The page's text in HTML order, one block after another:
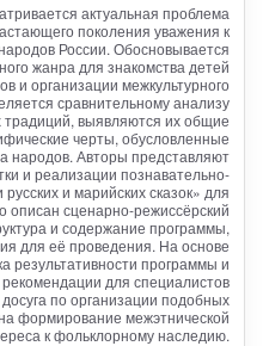
актуальная проблема
поколения уважения к
России. Обосновывается
жанра для знакомства детей
и организации межкультурного
сравнительному анализу
традиций, выявляются их общие
черты, обусловленные
народов. Авторы представляют
и реализации познавательно-
и марийских сказок» для
описан сценарно-режиссёрский
и содержание программы,
для её проведения. На основе
результативности программы и
для специалистов
досуга по организации подобных
формирование межэтнической
к фольклорному наследию.